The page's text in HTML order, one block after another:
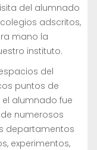
del alumnado
adscritos,
mano la
instituto.
del
puntos de
alumnado fue
numerosos
departamentos
experimentos,